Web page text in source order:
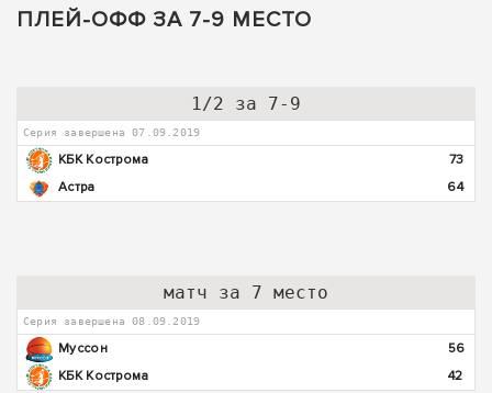
ПЛЕЙ-ОФФ ЗА 7-9 МЕСТО
1/2 за 7-9
Серия завершена 07.09.2019
КБК Кострома
73
Астра
64
матч за 7 место
Серия завершена 08.09.2019
Муссон
56
КБК Кострома
42